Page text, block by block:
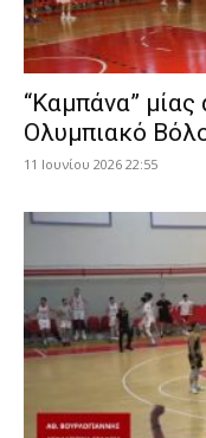
“Καμπάνα”
Ολυμπιακό
11 Ιουνίου 2026 22:55